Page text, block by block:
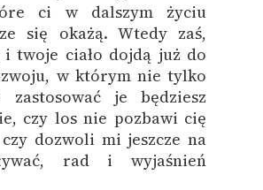
ci w dalszym życiu
się okażą. Wtedy zaś,
i twoje ciało dojdą już do
w którym nie tylko
zastosować je będziesz
czy los nie pozbawi cię
dozwoli mi jeszcze na
rad i wyjaśnień